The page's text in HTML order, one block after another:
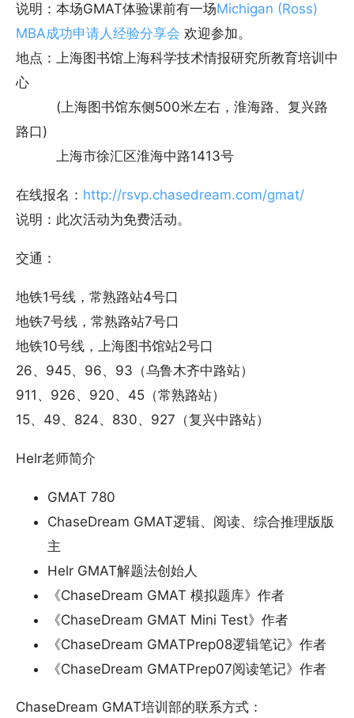
说明：本场GMAT体验课前有一场Michigan (Ross)
MBA成功申请人经验分享会 欢迎参加。
地点：上海图书馆上海科学技术情报研究所教育培训中
心
(上海图书馆东侧500米左右，淮海路、复兴路
路口)
上海市徐汇区淮海中路1413号
在线报名： http://rsvp.chasedream.com/gmat/
说明：此次活动为免费活动。
交通：
地铁1号线，常熟路站4号口
地铁7号线，常熟路站7号口
地铁10号线，上海图书馆站2号口
26、945、96、93（乌鲁木齐中路站）
911、926、920、45（常熟路站）
15、49、824、830、927（复兴中路站）
Helr老师简介
GMAT 780
ChaseDream GMAT逻辑、阅读、综合推理版版
主
Helr GMAT解题法创始人
《ChaseDream GMAT 模拟题库》作者
《ChaseDream GMAT Mini Test》作者
《ChaseDream GMATPrep08逻辑笔记》作者
《ChaseDream GMATPrep07阅读笔记》作者
ChaseDream GMAT培训部的联系方式：